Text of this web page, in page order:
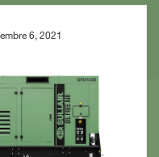
6, 2021